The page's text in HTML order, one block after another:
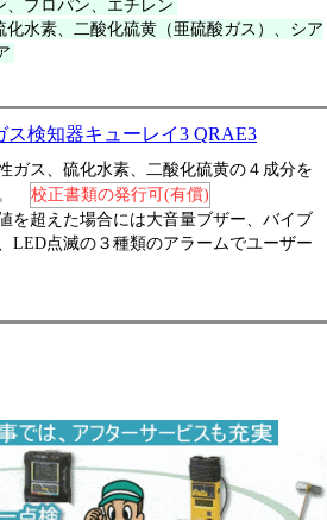
、プロパン、エチレン
化水素、二酸化硫黄（亜硫酸ガス）、シア
ス検知器キューレイ3 QRAE3
ガス、硫化水素、二酸化硫黄の４成分を
。 校正書類の発行可(有償)
を超えた場合には大音量ブザー、バイブ
LED点滅の３種類のアラームでユーザー